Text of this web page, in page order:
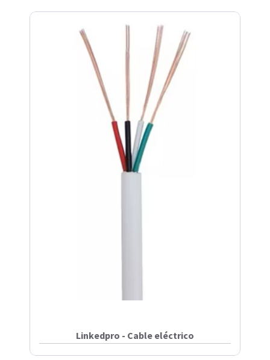
Linkedpro - Cable eléctrico